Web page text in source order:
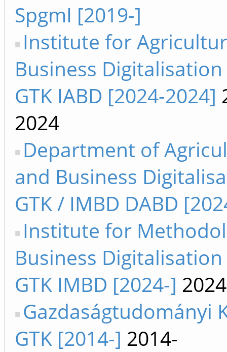
SpgmI [2019-]
Institute for
Business
GTK IABD [2024-2024]
2024
Department of
and Business
GTK / IMBD DABD
Institute for
Business
GTK IMBD [2024-]
Gazdaságtudományi
GTK [2014-] 2014-